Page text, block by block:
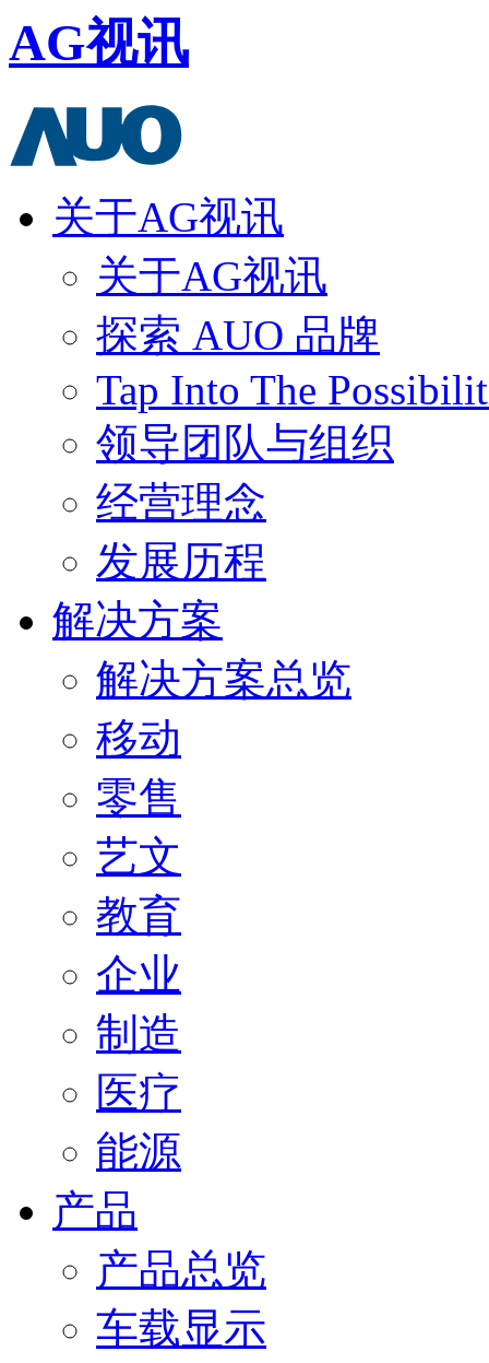
AG视讯
关于AG视讯
关于AG视讯
探索 AUO 品牌
Tap Into The
领导团队与组织
经营理念
发展历程
解决方案
解决方案总览
移动
零售
艺文
教育
企业
制造
医疗
能源
产品
产品总览
车载显示